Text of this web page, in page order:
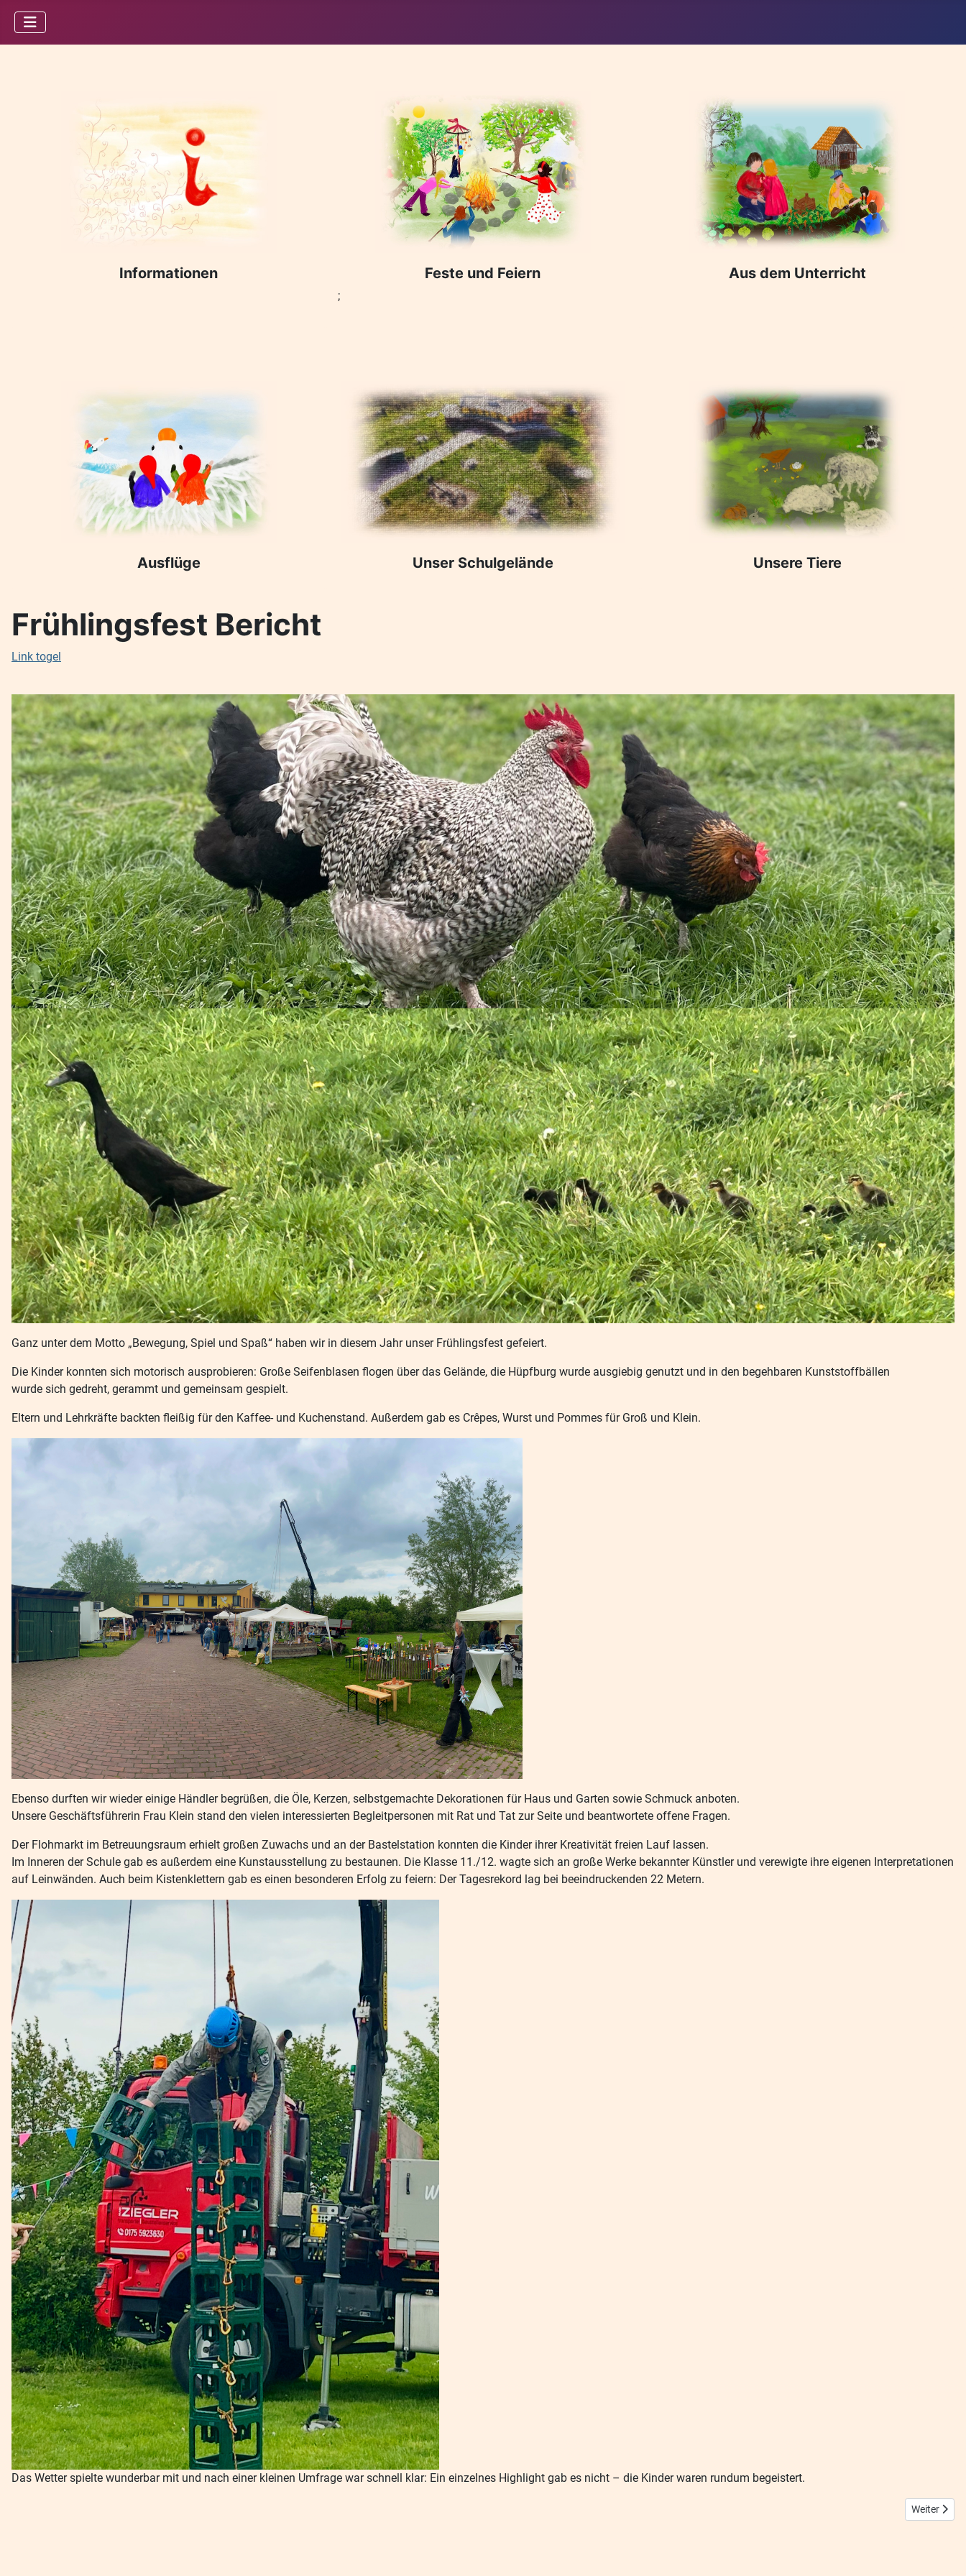
Informationen Feste und Feiern
;
Aus dem Unterricht
Ausflüge Unser Schulgelände Unsere Tiere
Frühlingsfest Bericht
Link togel
Ganz unter dem Motto „Bewegung, Spiel und Spaß“ haben wir in diesem Jahr unser Frühlingsfest gefeiert.
Die Kinder konnten sich motorisch ausprobieren: Große Seifenblasen flogen über das Gelände, die Hüpfburg wurde ausgiebig genutzt und in den begehbaren Kunststoffbällen
wurde sich gedreht, gerammt und gemeinsam gespielt.
Eltern und Lehrkräfte backten fleißig für den Kaffee- und Kuchenstand. Außerdem gab es Crêpes, Wurst und Pommes für Groß und Klein.
Ebenso durften wir wieder einige Händler begrüßen, die Öle, Kerzen, selbstgemachte Dekorationen für Haus und Garten sowie Schmuck anboten.
Unsere Geschäftsführerin Frau Klein stand den vielen interessierten Begleitpersonen mit Rat und Tat zur Seite und beantwortete offene Fragen.
Der Flohmarkt im Betreuungsraum erhielt großen Zuwachs und an der Bastelstation konnten die Kinder ihrer Kreativität freien Lauf lassen.
Im Inneren der Schule gab es außerdem eine Kunstausstellung zu bestaunen. Die Klasse 11./12. wagte sich an große Werke bekannter Künstler und verewigte ihre eigenen Interpretationen
auf Leinwänden. Auch beim Kistenklettern gab es einen besonderen Erfolg zu feiern: Der Tagesrekord lag bei beeindruckenden 22 Metern.
Das Wetter spielte wunderbar mit und nach einer kleinen Umfrage war schnell klar: Ein einzelnes Highlight gab es nicht – die Kinder waren rundum begeistert.
Nächster
Weiter